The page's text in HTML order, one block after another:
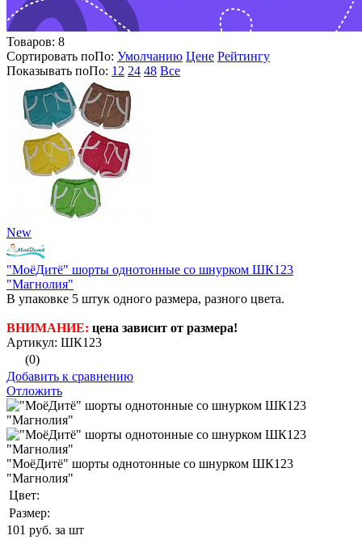
Товаров: 8
Сортировать поПо: Умолчанию Цене Рейтингу
Показывать поПо: 12 24 48 Все
New
"МоёДитё" шорты однотонные со шнурком ШК123
"Магнолия"
В упаковке 5 штук одного размера, разного цвета.
ВНИМАНИЕ: цена зависит от размера!
Артикул: ШК123
(0)
Добавить к сравнению
Отложить
"МоёДитё" шорты однотонные со шнурком ШК123
"Магнолия"
Цвет:
Размер:
101 руб. за шт